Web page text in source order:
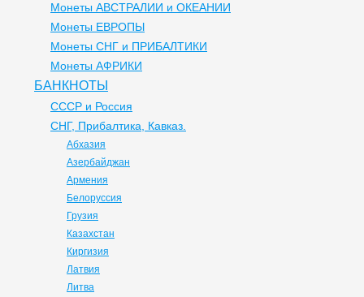
Монеты АВСТРАЛИИ и ОКЕАНИИ
Монеты ЕВРОПЫ
Монеты СНГ и ПРИБАЛТИКИ
Монеты АФРИКИ
БАНКНОТЫ
СССР и Россия
СНГ, Прибалтика, Кавказ.
Абхазия
Азербайджан
Армения
Белоруссия
Грузия
Казахстан
Киргизия
Латвия
Литва